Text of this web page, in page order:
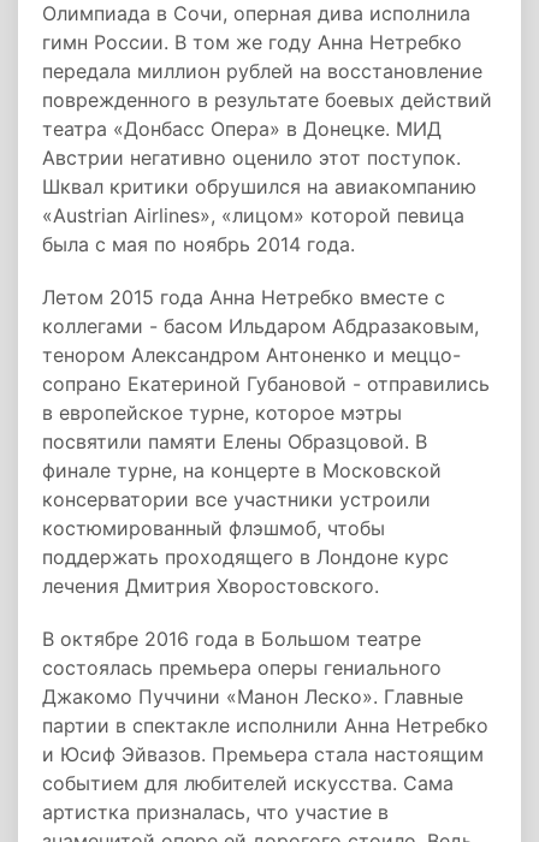
Олимпиада в Сочи, оперная дива исполнила
гимн России. В том же году Анна Нетребко
передала миллион рублей на восстановление
поврежденного в результате боевых действий
театра «Донбасс Опера» в Донецке. МИД
Австрии негативно оценило этот поступок.
Шквал критики обрушился на авиакомпанию
«Austrian Airlines», «лицом» которой певица
была с мая по ноябрь 2014 года.
Летом 2015 года Анна Нетребко вместе с
коллегами - басом Ильдаром Абдразаковым,
тенором Александром Антоненко и меццо-
сопрано Екатериной Губановой - отправились
в европейское турне, которое мэтры
посвятили памяти Елены Образцовой. В
финале турне, на концерте в Московской
консерватории все участники устроили
костюмированный флэшмоб, чтобы
поддержать проходящего в Лондоне курс
лечения Дмитрия Хворостовского.
В октябре 2016 года в Большом театре
состоялась премьера оперы гениального
Джакомо Пуччини «Манон Леско». Главные
партии в спектакле исполнили Анна Нетребко
и Юсиф Эйвазов. Премьера стала настоящим
событием для любителей искусства. Сама
артистка призналась, что участие в